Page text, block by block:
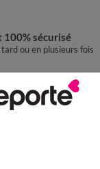
100% sécurisé
ou en plusieurs fois
consignes